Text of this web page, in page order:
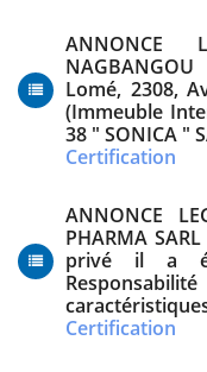
ANNONCE
Lomé, 2308,
(Immeuble
38 " SONICA "
Certification
ANNONCE
PHARMA
privé il a
Certification